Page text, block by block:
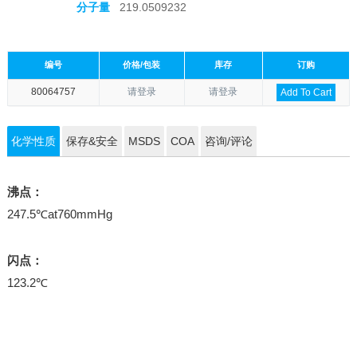
分子量
219.0509232
编号 价格/包装 库存 订购
80064757 请登录 请登录 Add To Cart
化学性质 保存&安全 MSDS COA 咨询/评论
沸点：
247.5℃at760mmHg
闪点：
123.2℃